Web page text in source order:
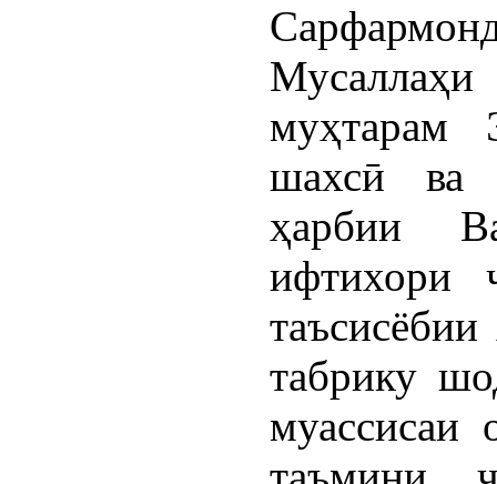
муҳтарам
шахсӣ ва
ҳарбии
ифтихори
табрику
муассисаи